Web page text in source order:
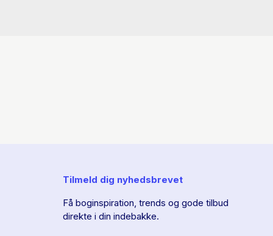
Tilmeld dig nyhedsbrevet
Få boginspiration, trends og gode tilbud
direkte i din indebakke.